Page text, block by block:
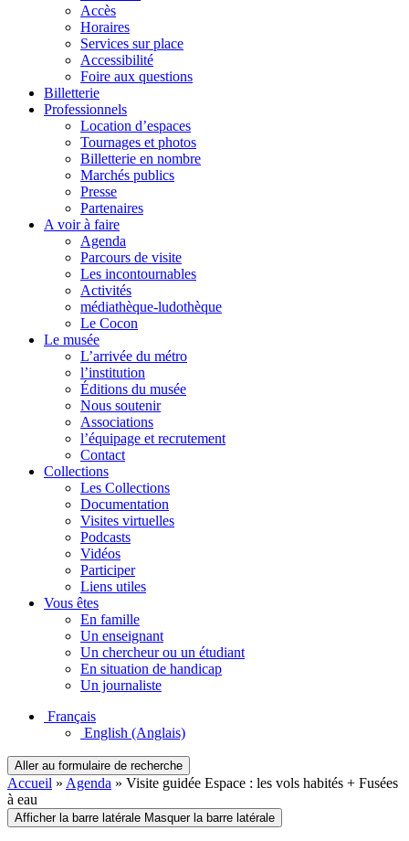
Accès
Horaires
Services sur place
Accessibilité
Foire aux questions
Billetterie
Professionnels
Location d’espaces
Tournages et photos
Billetterie en nombre
Marchés publics
Presse
Partenaires
A voir à faire
Agenda
Parcours de visite
Les incontournables
Activités
médiathèque-ludothèque
Le Cocon
Le musée
L’arrivée du métro
l’institution
Éditions du musée
Nous soutenir
Associations
l’équipage et recrutement
Contact
Collections
Les Collections
Documentation
Visites virtuelles
Podcasts
Vidéos
Participer
Liens utiles
Vous êtes
En famille
Un enseignant
Un chercheur ou un étudiant
En situation de handicap
Un journaliste
Français
English (Anglais)
Aller au formulaire de recherche
Accueil » Agenda » Visite guidée Espace : les vols habités + Fusées
à eau
Afficher la barre latérale Masquer la barre latérale